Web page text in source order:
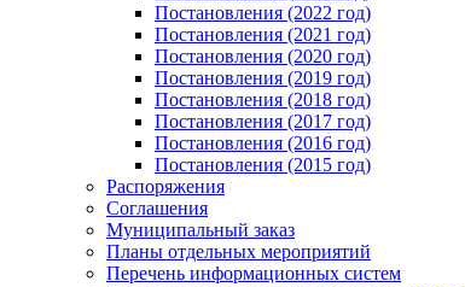
Постановления (2022 год)
Постановления (2021 год)
Постановления (2020 год)
Постановления (2019 год)
Постановления (2018 год)
Постановления (2017 год)
Постановления (2016 год)
Постановления (2015 год)
Распоряжения
Соглашения
Муниципальный заказ
Планы отдельных мероприятий
Перечень информационных систем